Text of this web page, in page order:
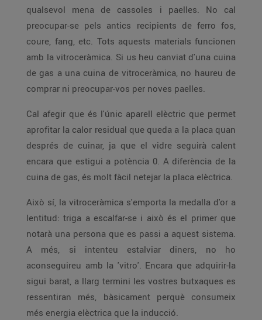
qualsevol mena de cassoles i paelles. No cal
preocupar-se pels antics recipients de ferro fos,
coure, fang, etc. Tots aquests materials funcionen
amb la vitroceràmica. Si us heu canviat d'una cuina
de gas a una cuina de vitroceràmica, no haureu de
comprar ni preocupar-vos per noves paelles.
Cal afegir que és l'únic aparell elèctric que permet
aprofitar la calor residual que queda a la placa quan
després de cuinar, ja que el vidre seguirà calent
encara que estigui a potència 0. A diferència de la
cuina de gas, és molt fàcil netejar la placa elèctrica.
Això sí, la vitroceràmica s'emporta la medalla d'or a
lentitud: triga a escalfar-se i això és el primer que
notarà una persona que es passi a aquest sistema.
A més, si intenteu estalviar diners, no ho
aconseguireu amb la 'vitro'. Encara que adquirir-la
sigui barat, a llarg termini les vostres butxaques es
ressentiran més, bàsicament perquè consumeix
més energia elèctrica que la inducció.